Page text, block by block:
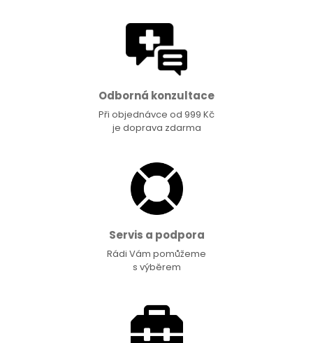
Odborná konzultace
Při objednávce od 999 Kč
je doprava zdarma
Servis a podpora
Rádi Vám pomůžeme
s výběrem